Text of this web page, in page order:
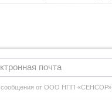
сообщения от ООО НПП «СЕНСОР».